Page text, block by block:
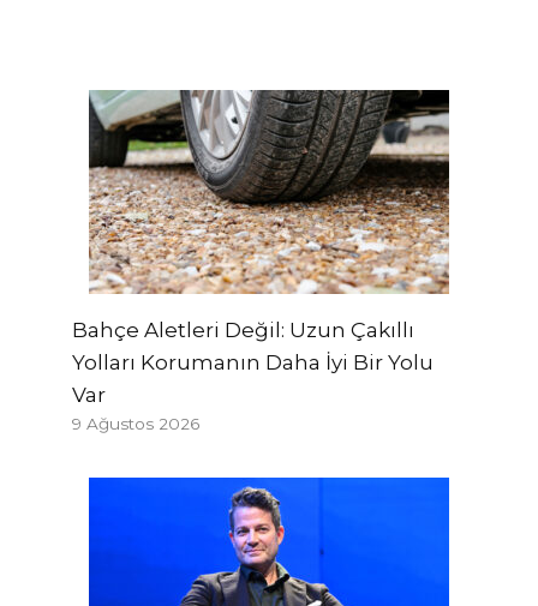
Bahçe Aletleri Değil: Uzun Çakıllı
Yolları Korumanın Daha İyi Bir Yolu
Var
9 Ağustos 2026